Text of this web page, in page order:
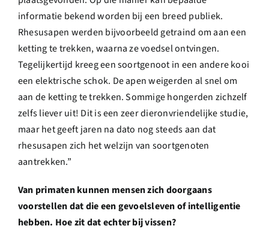
informatie bekend worden bij een breed publiek.
Rhesusapen werden bijvoorbeeld getraind om aan een
ketting te trekken, waarna ze voedsel ontvingen.
Tegelijkertijd kreeg een soortgenoot in een andere kooi
een elektrische schok. De apen weigerden al snel om
aan de ketting te trekken. Sommige hongerden zichzelf
zelfs liever uit! Dit is een zeer dieronvriendelijke studie,
maar het geeft jaren na dato nog steeds aan dat
rhesusapen zich het welzijn van soortgenoten
aantrekken.”
Van primaten kunnen mensen zich doorgaans
voorstellen dat die een gevoelsleven of intelligentie
hebben. Hoe zit dat echter bij vissen?